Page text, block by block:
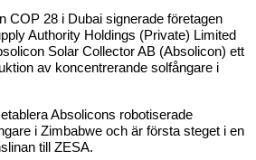
COP 28 i Dubai signerade företagen
Authority Holdings (Private) Limited
Solar Collector AB (Absolicon) ett
av koncentrerande solfångare i
Absolicons robotiserade
i Zimbabwe och är första steget i en
till ZESA.